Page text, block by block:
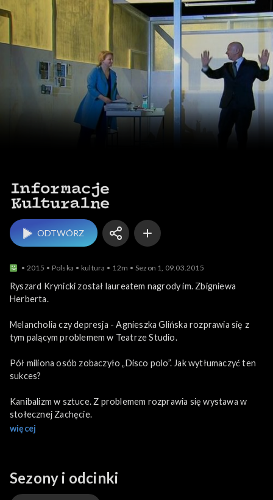
Informacje kulturalne
ODTWÓRZ
2015 Polska kultura 12m Sezon 1, 09.03.2015
Ryszard Krynicki został laureatem nagrody im. Zbigniewa
Herberta.
Melancholia czy depresja - Agnieszka Glińska rozprawia się z
tym palącym problemem w Teatrze Studio.
Pół miliona osób zobaczyło „Disco polo”. Jak wytłumaczyć ten
sukces?
Kanibalizm w sztuce. Z problemem rozprawia się wystawa w
stołecznej Zachęcie.
więcej
Sezony i odcinki